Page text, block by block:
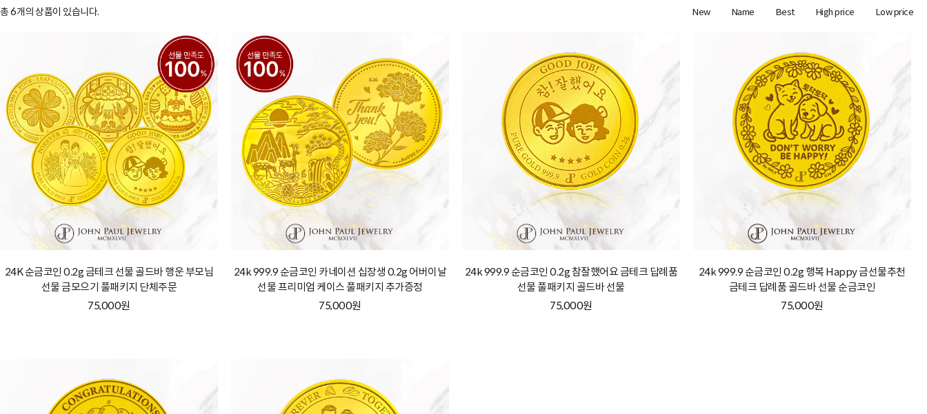
총 6개의 상품이 있습니다. New Name Best High price Low price
24K 순금코인 0.2g 금테크 선물 골드바 행운 부모님
선물 금모으기 풀패키지 단체주문
75,000원
24k 999.9 순금코인 카네이션 십장생 0.2g 어버이날
선물 프리미엄 케이스 풀패키지 추가증정
75,000원
24k 999.9 순금코인 0.2g 참잘했어요 금테크 답례품
선물 풀패키지 골드바 선물
75,000원
24k 999.9 순금코인 0.2g 행복 Happy 금선물추천
금테크 답례품 골드바 선물 순금코인
75,000원